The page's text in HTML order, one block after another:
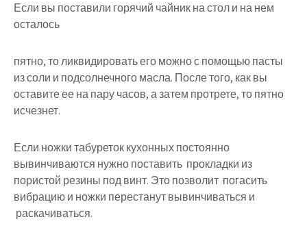
Если вы поставили горячий чайник на стол и на нем
осталось
пятно, то ликвидировать его можно с помощью пасты
из соли и подсолнечного масла. После того, как вы
оставите ее на пару часов, а затем протрете, то пятно
исчезнет.
Если ножки табуреток кухонных постоянно
вывинчиваются нужно поставить прокладки из
пористой резины под винт. Это позволит погасить
вибрацию и ножки перестанут вывинчиваться и
раскачиваться.